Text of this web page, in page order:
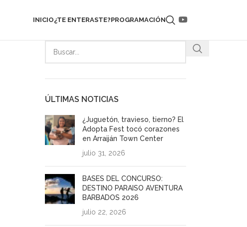
INICIO¿TE ENTERASTE?PROGRAMACIÓN
ÚLTIMAS NOTICIAS
¿Juguetón, travieso, tierno? El
Adopta Fest tocó corazones
en Arraiján Town Center
julio 31, 2026
BASES DEL CONCURSO:
DESTINO PARAISO AVENTURA
BARBADOS 2026
julio 22, 2026